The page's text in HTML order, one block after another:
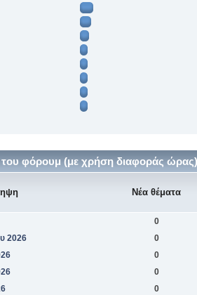
του φόρουμ (με χρήση διαφοράς ώρας)
Νέα θέματα
0
2026
0
0
0
0